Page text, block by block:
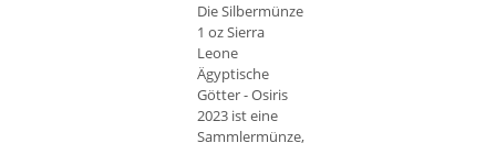
Die Silbermünze
1 oz Sierra
Leone
Ägyptische
Götter - Osiris
2023 ist eine
Sammlermünze,